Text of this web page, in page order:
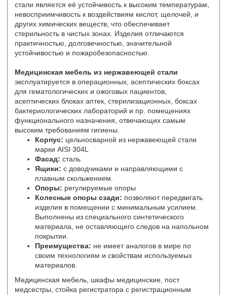
стали является её устойчивость к высоким температурам,
невосприимчивость к воздействиям кислот, щелочей, и
других химических веществ, что обеспечивает
стерильность в чистых зонах. Изделия отличаются
практичностью, долговечностью, значительной
устойчивостью и пожаробезопасностью.
Медицинская мебель из нержавеющей стали
эксплуатируется в операционных, асептических боксах
для гематологических и ожоговых пациентов,
асептических блоках аптек, стерилизационных, боксах
бактериологических лабораторий и пр. помещениях
функционального назначения, отвечающих самым
высоким требованиям гигиены.
Корпус: цельносварной из нержавеющей стали
марки AISI 304L
Фасад: сталь
Ящики: с доводчиками и направляющими с
плавным скольжением.
Опоры: регулируемые опоры
Колесные опоры сзади: позволяют передвигать
изделия в помещении с минимальным усилием.
Выполнены из специального синтетического
материала, не оставляющего следов на напольном
покрытии.
Преимущества: не имеет аналогов в мире по
своим технологиям и свойствам используемых
материалов.
Медицинская мебель, шкафы медицинские, пост
медсестры, стойка регистратора с регистрационным